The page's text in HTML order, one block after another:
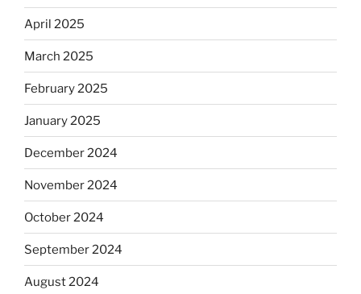
April 2025
March 2025
February 2025
January 2025
December 2024
November 2024
October 2024
September 2024
August 2024